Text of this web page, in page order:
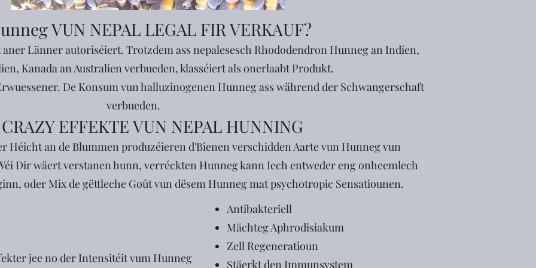
VUN NEPAL LEGAL FIR VERKAUF?
aner Länner autoriséiert. Trotzdem ass nepalesesch Rhododendron Hunneg an Indien,
Kanada an Australien verbueden, klasséiert als onerlaabt Produkt.
De Konsum vun halluzinogenen Hunneg ass während der Schwangerschaft
verbueden.
EFFEKTE VUN NEPAL HUNNING
Héicht an de Blummen produzéieren d'Bienen verschidden Aarte vun Hunneg vun
Dir wäert verstanen hunn, verréckten Hunneg kann Iech entweder eng onheemlech
oder Mix de gëttleche Goût vun dësem Hunneg mat psychotropic Sensatiounen.
jee no der Intensitéit vum Hunneg
Antibakteriell
Mächteg Aphrodisiakum
Zell Regeneratioun
Stäerkt den Immunsystem